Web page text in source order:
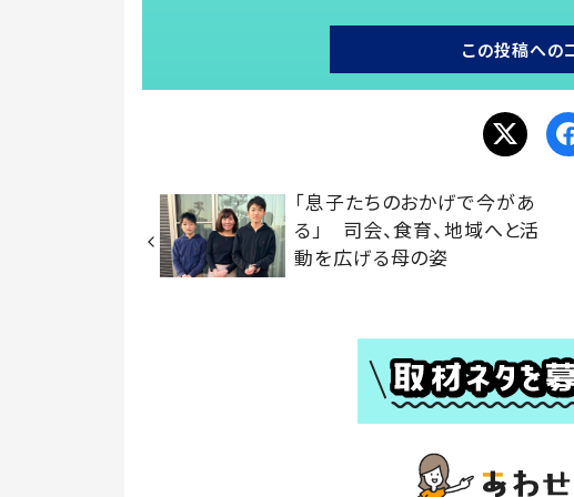
この投稿への
「息子たちのおかげで今があ
る」 司会、食育、地域へと活
動を広げる母の姿